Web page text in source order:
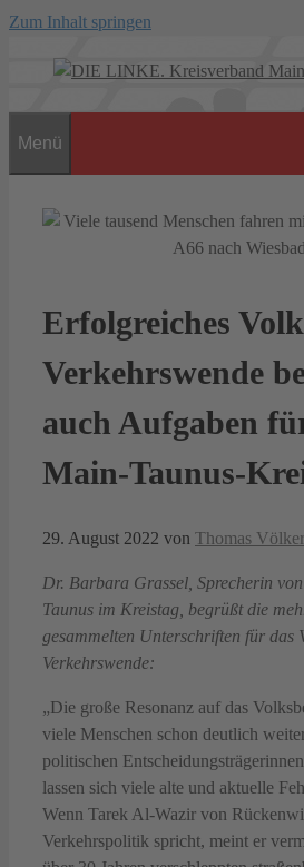
Zum Inhalt springen
Menü
Erfolgreiches
Verkehrswende
auch Aufgaben
Main-Taunus-
29. August 2022 von Thomas Völker
Dr. Barbara Grassel, Sprecherin
Taunus im Kreistag, begrüßt die
gesammelten Unterschriften für das
Verkehrswende:
„Die große Resonanz auf das
viele Menschen schon deutlich
politischen
lassen sich viele alte und aktuelle
Wenn Tarek Al-Wazir von
Verkehrspolitik spricht, meint er